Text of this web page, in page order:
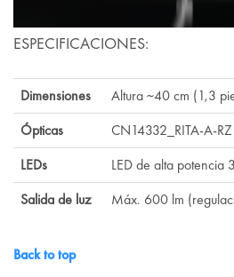
ESPECIFICACIONES:
Dimensiones
Altura ~40 cm (1,3
Ópticas
CN14332_RITA-A-RZ
LEDs
LED de alta potencia
Salida de luz
Máx. 600 lm
Back to top